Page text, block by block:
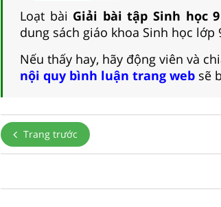
Loạt bài Giải bài tập Sinh học
dung sách giáo khoa Sinh học lớp
Nếu thấy hay, hãy động viên và
nội quy bình luận trang web sẽ
Trang trước